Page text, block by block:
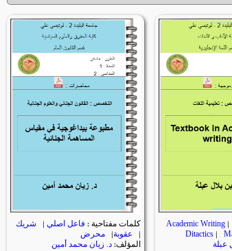
Academic Writing |
Ditactics |
عبلة
كلمات مفتاحية : فاعل اصلي | شريك
| عقوبة| محرض
المؤلف: د. زيان محمد أمين